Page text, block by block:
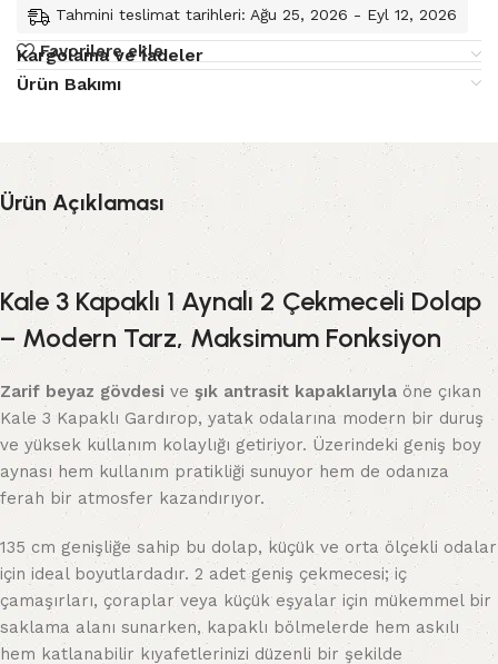
Tahmini teslimat tarihleri: Ağu 25, 2026 - Eyl 12, 2026
Favorilere ekle
Kargolama ve İadeler
Ürün Bakımı
Ürün Açıklaması
Kale 3 Kapaklı 1 Aynalı 2 Çekmeceli Dolap
– Modern Tarz, Maksimum Fonksiyon
Zarif beyaz gövdesi ve şık antrasit kapaklarıyla öne çıkan
Kale 3 Kapaklı Gardırop, yatak odalarına modern bir duruş
ve yüksek kullanım kolaylığı getiriyor. Üzerindeki geniş boy
aynası hem kullanım pratikliği sunuyor hem de odanıza
ferah bir atmosfer kazandırıyor.
135 cm genişliğe sahip bu dolap, küçük ve orta ölçekli odalar
için ideal boyutlardadır. 2 adet geniş çekmecesi; iç
çamaşırları, çoraplar veya küçük eşyalar için mükemmel bir
saklama alanı sunarken, kapaklı bölmelerde hem askılı
hem katlanabilir kıyafetlerinizi düzenli bir şekilde